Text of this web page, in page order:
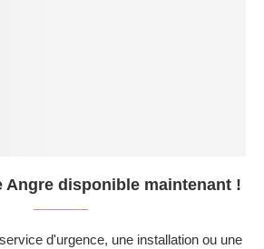
Angre disponible maintenant !
d'urgence, une installation ou une